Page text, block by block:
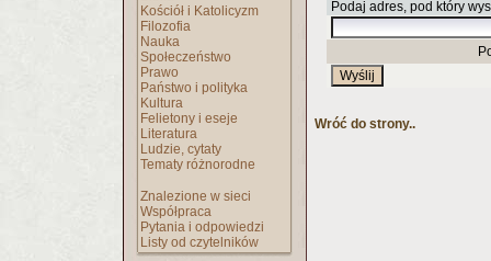
Kościół i Katolicyzm
Filozofia
Nauka
Społeczeństwo
Prawo
Państwo i polityka
Kultura
Felietony i eseje
Literatura
Ludzie, cytaty
Tematy różnorodne
Znalezione w sieci
Współpraca
Pytania i odpowiedzi
Listy od czytelników
Podaj adres, pod który
Wróć do strony..